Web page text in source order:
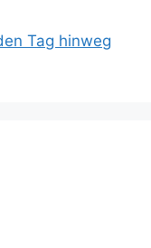
Tag hinweg